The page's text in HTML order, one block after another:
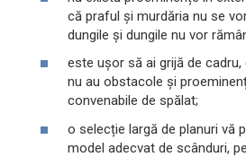
că praful și murdăria nu se
dungile și dungile nu vor
este ușor să ai grijă de
nu au obstacole și
convenabile de spălat;
o selecție largă de planuri vă
model adecvat de scânduri,